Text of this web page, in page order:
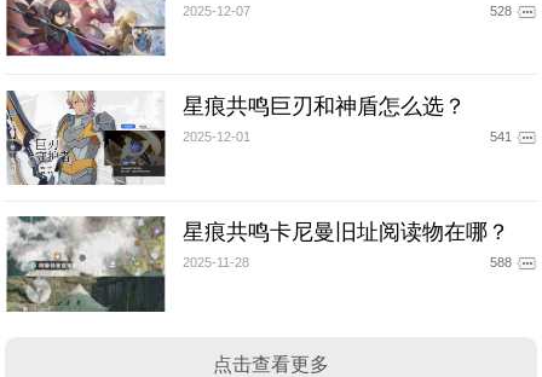
2025-12-07 528
星痕共鸣巨刃和神盾怎么选？
2025-12-01 541
星痕共鸣卡尼曼旧址阅读物在哪？
2025-11-28 588
点击查看更多